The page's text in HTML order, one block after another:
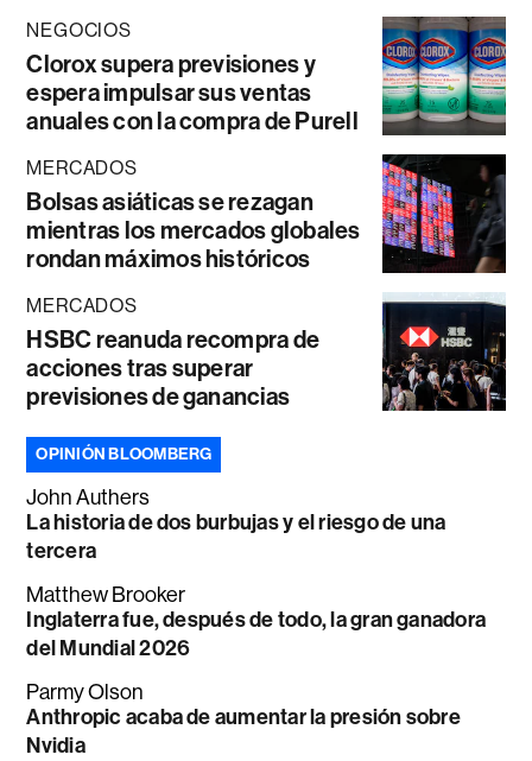
NEGOCIOS
Clorox supera previsiones y
espera impulsar sus ventas
anuales con la compra de Purell
MERCADOS
Bolsas asiáticas se rezagan
mientras los mercados globales
rondan máximos históricos
MERCADOS
HSBC reanuda recompra de
acciones tras superar
previsiones de ganancias
OPINIÓN BLOOMBERG
John Authers
La historia de dos burbujas y el riesgo de una
tercera
Matthew Brooker
Inglaterra fue, después de todo, la gran ganadora
del Mundial 2026
Parmy Olson
Anthropic acaba de aumentar la presión sobre
Nvidia